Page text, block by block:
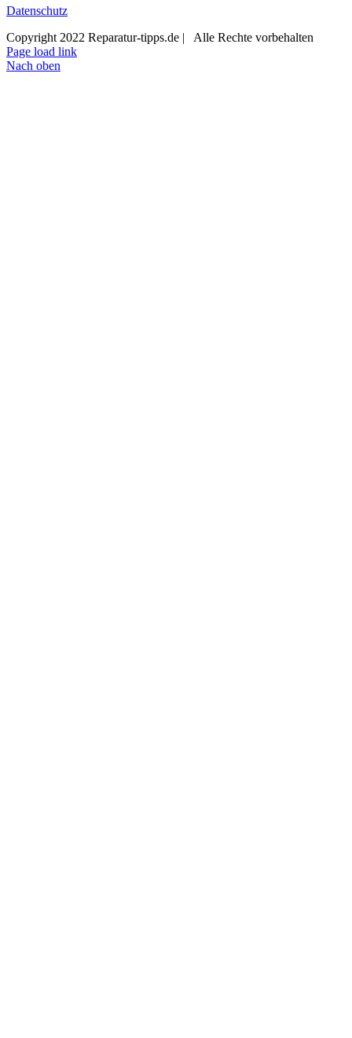
Datenschutz
Copyright 2022 Reparatur-tipps.de | Alle Rechte vorbehalten
Page load link
Nach oben